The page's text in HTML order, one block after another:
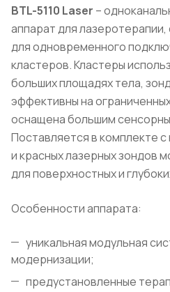
BTL-5110 Laser –
аппарат для
для одновременного
кластеров. Кластеры
больших площадях тела,
эффективны на
оснащена большим
Поставляется в комплекте
и красных лазерных зондов
для поверхностных и
Особенности аппарата:
уникальная модульная
модернизации;
предустановленные